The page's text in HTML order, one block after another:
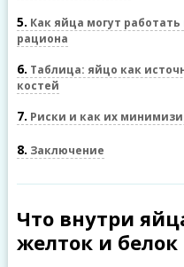
5 Как яйца могут
рациона
6 Таблица: яйцо как
костей
7 Риски и как их
8 Заключение
Что внутри
желток и белок